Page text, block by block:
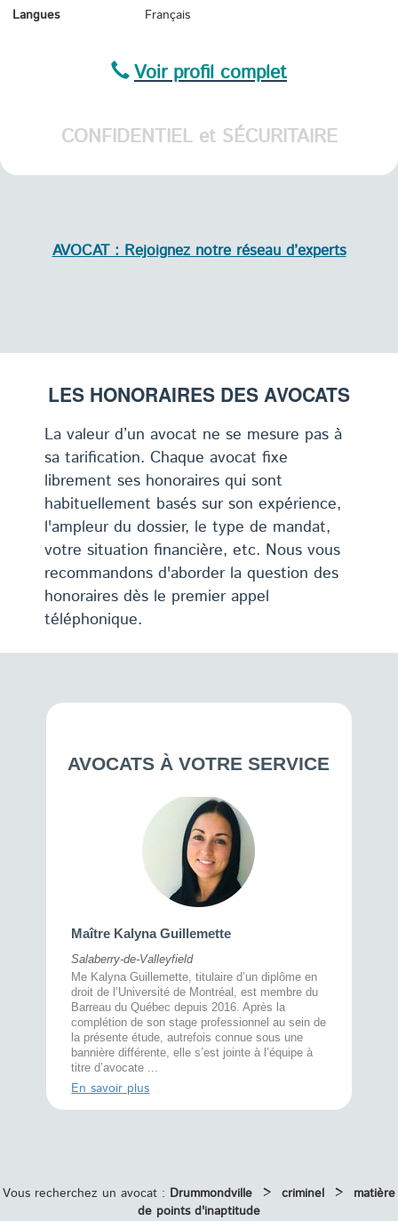
Langues
Français
Voir profil complet
CONFIDENTIEL et SÉCURITAIRE
AVOCAT : Rejoignez notre réseau d’experts
LES HONORAIRES DES AVOCATS
La valeur d’un avocat ne se mesure pas à
sa tarification. Chaque avocat fixe
librement ses honoraires qui sont
habituellement basés sur son expérience,
l'ampleur du dossier, le type de mandat,
votre situation financière, etc. Nous vous
recommandons d'aborder la question des
honoraires dès le premier appel
téléphonique.
AVOCATS À VOTRE SERVICE
Maître Kalyna Guillemette
Salaberry-de-Valleyfield
Me Kalyna Guillemette, titulaire d’un diplôme en
droit de l’Université de Montréal, est membre du
Barreau du Québec depuis 2016. Après la
complétion de son stage professionnel au sein de
la présente étude, autrefois connue sous une
bannière différente, elle s’est jointe à l’équipe à
titre d’avocate ...
En savoir plus
Vous recherchez un avocat : Drummondville > criminel >
matière
de points d'inaptitude